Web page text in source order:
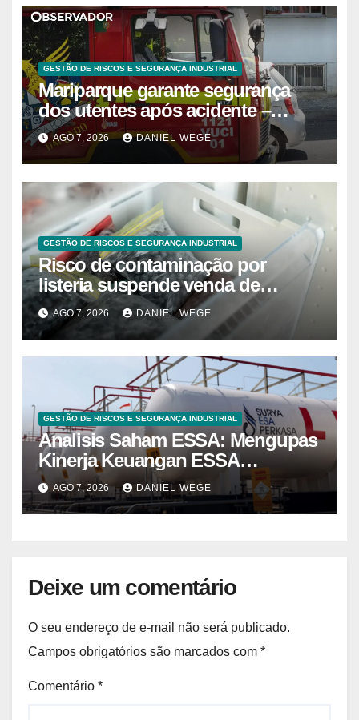
GESTÃO DE RISCOS E SEGURANÇA INDUSTRIAL
Mariparque garante segurança
dos utentes após acidente –
Observador
AGO 7, 2026 DANIEL WEGE
GESTÃO DE RISCOS E SEGURANÇA INDUSTRIAL
Risco de contaminação por
listeria suspende venda de
mirtilos em fábricas da América
do Norte – Mix Vale
AGO 7, 2026 DANIEL WEGE
GESTÃO DE RISCOS E SEGURANÇA INDUSTRIAL
Analisis Saham ESSA: Mengupas
Kinerja Keuangan ESSA
Semester I 2026
AGO 7, 2026 DANIEL WEGE
Deixe um comentário
O seu endereço de e-mail não será publicado.
Campos obrigatórios são marcados com *
Comentário *